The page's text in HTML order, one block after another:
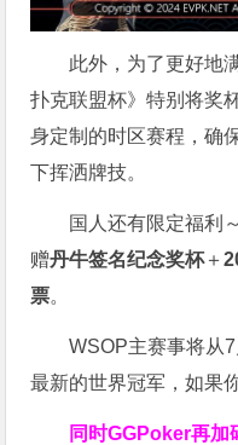
此外，为了更好地
扑克联盟杯》特别将奖
身定制的时区赛程，确
下挥洒牌技。
国人还有限定福利
赠丹牛签名纪念奖杯＋
票。
WSOP主赛事将从
最新的世界冠军，如果
同时GGPoker再加